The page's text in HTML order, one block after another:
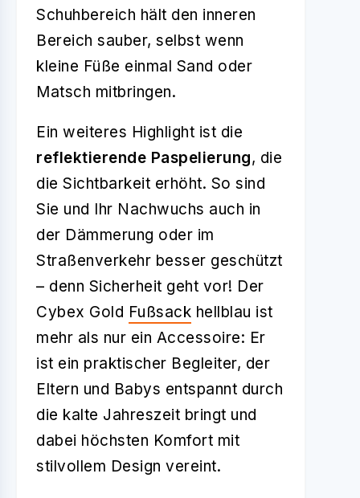
Schuhbereich hält den inneren
Bereich sauber, selbst wenn
kleine Füße einmal Sand oder
Matsch mitbringen.
Ein weiteres Highlight ist die
reflektierende Paspelierung, die
die Sichtbarkeit erhöht. So sind
Sie und Ihr Nachwuchs auch in
der Dämmerung oder im
Straßenverkehr besser geschützt
– denn Sicherheit geht vor! Der
Cybex Gold Fußsack hellblau ist
mehr als nur ein Accessoire: Er
ist ein praktischer Begleiter, der
Eltern und Babys entspannt durch
die kalte Jahreszeit bringt und
dabei höchsten Komfort mit
stilvollem Design vereint.